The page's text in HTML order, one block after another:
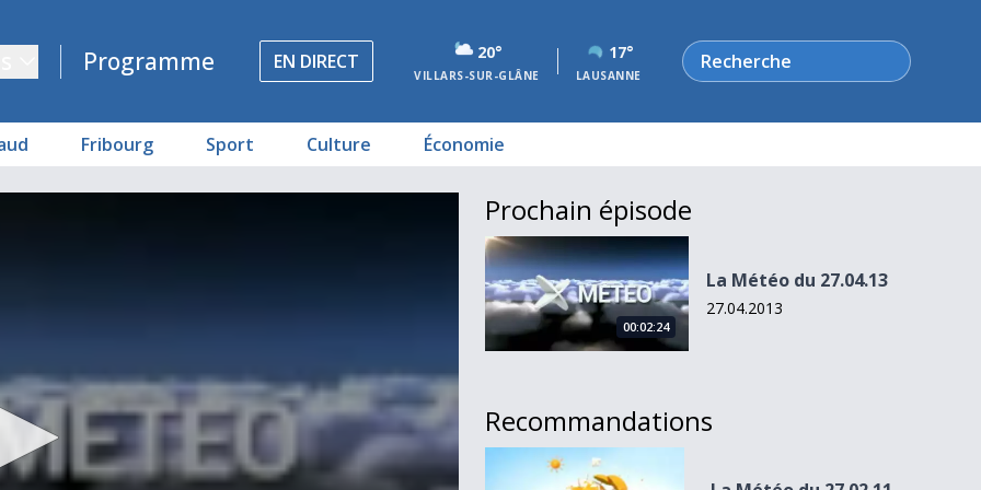
Programme EN DIRECT 20°
VILLARS-SUR-GLÂNE
17°
LAUSANNE
Rechercher
Fribourg Sport Culture Économie
Prochain épisode
La Météo du 27.04.13
00:02:24
La Météo du 27.04.13
27.04.2013
Recommandations
La Météo du 27.02.11